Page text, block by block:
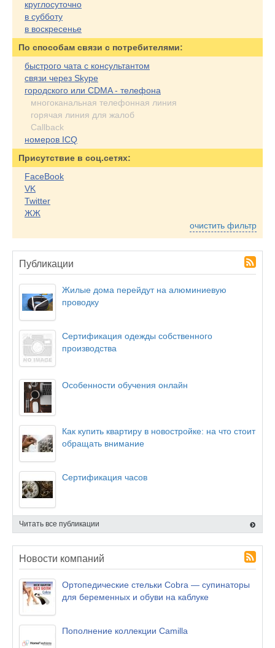
круглосуточно
в субботу
в воскресенье
По cпособам связи с потребителями:
быстрого чата с консультантом
связи через Skype
городского или CDMA - телефона
многоканальная телефонная линия
горячая линия для жалоб
Callback
номеров ICQ
Присутствие в соц.сетях:
FaceBook
VK
Twitter
ЖЖ
очистить фильтр
Публикации
Жилые дома перейдут на алюминиевую
проводку
Сертификация одежды собственного
производства
Особенности обучения онлайн
Как купить квартиру в новостройке: на что стоит
обращать внимание
Сертификация часов
Читать все публикации
Новости компаний
Ортопедические стельки Cobra — супинаторы
для беременных и обуви на каблуке
Пополнение коллекции Camilla